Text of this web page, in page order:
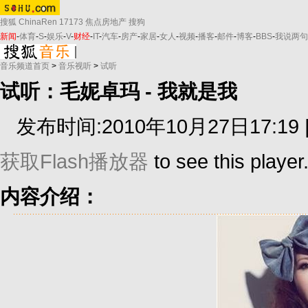
搜狐 ChinaRen 17173 焦点房地产 搜狗
新闻-体育-S-娱乐-V-财经- IT-汽车-房产-家居-女人-视频-播客-邮件-博客-BBS-我说两句
音乐频道首页 > 音乐视听 > 试听
试听：毛妮卓玛 - 我就是我
发布时间:2010年10月27日
获取Flash播放器 to see this player.
内容介绍：